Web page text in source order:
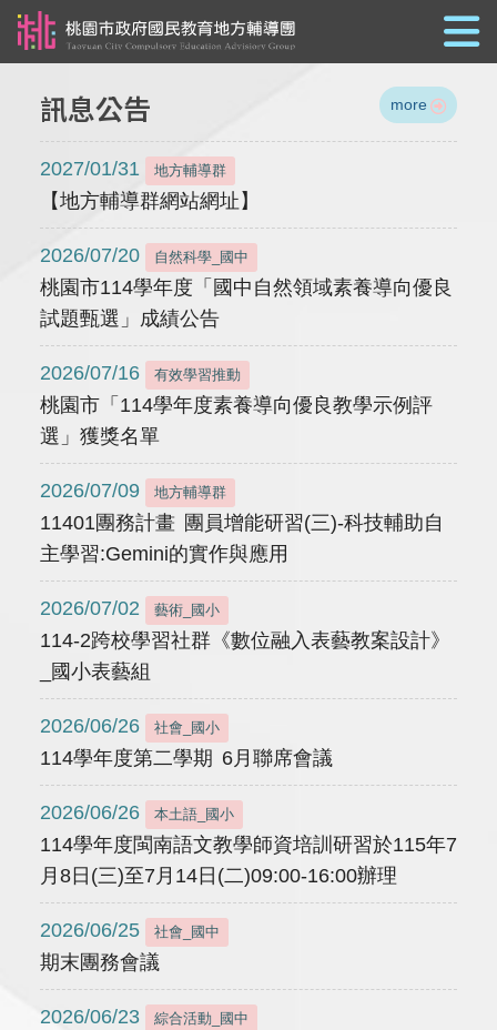
訊息公告 more
2027/01/31 地方輔導群
【地方輔導群網站網址】
2026/07/20 自然科學_國中
桃園市114學年度「國中自然領域素養導向優良
試題甄選」成績公告
2026/07/16 有效學習推動
桃園市「114學年度素養導向優良教學示例評
選」獲獎名單
2026/07/09 地方輔導群
11401團務計畫 團員增能研習(三)-科技輔助自
主學習:Gemini的實作與應用
2026/07/02 藝術_國小
114-2跨校學習社群《數位融入表藝教案設計》
_國小表藝組
2026/06/26 社會_國小
114學年度第二學期 6月聯席會議
2026/06/26 本土語_國小
114學年度閩南語文教學師資培訓研習於115年7
月8日(三)至7月14日(二)09:00-16:00辦理
2026/06/25 社會_國中
期末團務會議
2026/06/23 綜合活動_國中